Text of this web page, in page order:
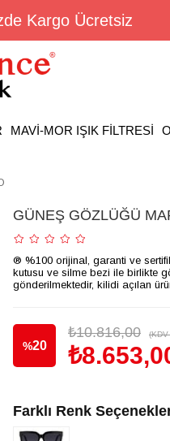
Kargo Ücretsiz
MAVİ-MOR IŞIK FİLTRESİ
GÜNEŞ GÖZLÜĞÜ
® %100 orijinal, garanti ve
kutusu ve silme bezi ile birlikte
gönderilmektedir, kilidi açılan
%20
₺10.816,00 (KDV
Farklı Renk